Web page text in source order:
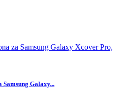
Samsung Galaxy...